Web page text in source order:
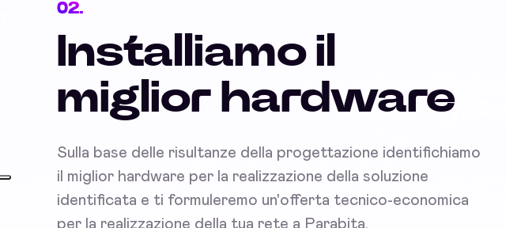
02.
Installiamo il
miglior hardware
Sulla base delle risultanze della progettazione identifichiamo
il miglior hardware per la realizzazione della soluzione
identificata e ti formuleremo un'offerta tecnico-economica
per la realizzazione della tua rete a Parabita.